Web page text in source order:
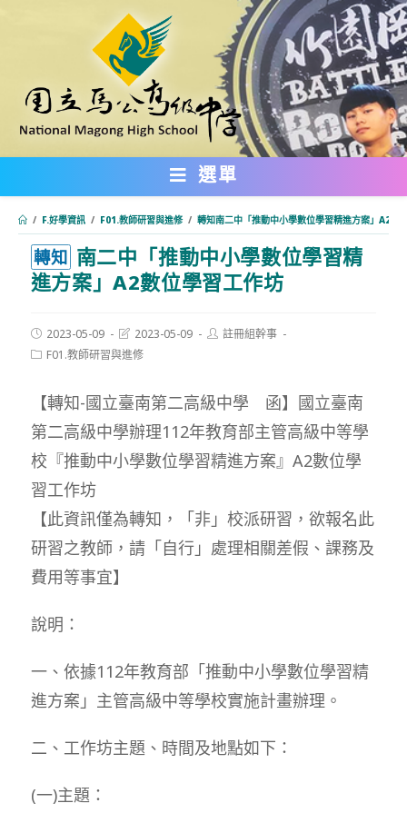
內
選單
/ F.好學資訊 / F01.教師研習與進修 / 轉知南二中「推動中小學數位學習精進方案」A2數
轉知 南二中「推動中小學數位學習精
進方案」A2數位學習工作坊
Post
published:
2023-05-09
Post
last
modified:
2023-05-09
Post註冊組幹事
PostF01.教師研習與進修
【轉知-國立臺南第二高級中學 函】國立臺南
第二高級中學辦理112年教育部主管高級中等學
校『推動中小學數位學習精進方案』A2數位學
習工作坊
【此資訊僅為轉知，「非」校派研習，欲報名此
研習之教師，請「自行」處理相關差假、課務及
費用等事宜】
說明：
一、依據112年教育部「推動中小學數位學習精
進方案」主管高級中等學校實施計畫辦理。
二、工作坊主題、時間及地點如下：
(一)主題：